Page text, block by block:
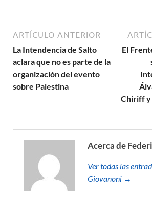
ARTÍCULO ANTERIOR
La Intendencia de Salto
aclara que no es parte de la
organización del evento
sobre Palestina
El
Chiriff y
Acerca de
Ver todas las
Giovanoni →